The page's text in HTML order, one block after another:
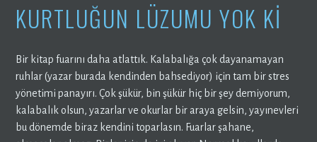
KURTLUĞUN LÜZUMU YOK Kİ
Bir kitap fuarını daha atlattık. Kalabalığa çok dayanamayan
ruhlar (yazar burada kendinden bahsediyor) için tam bir stres
yönetimi panayırı. Çok şükür, bin şükür hiç bir şey demiyorum,
kalabalık olsun, yazarlar ve okurlar bir araya gelsin, yayınevleri
bu dönemde biraz kendini toparlasın. Fuarlar şahane,